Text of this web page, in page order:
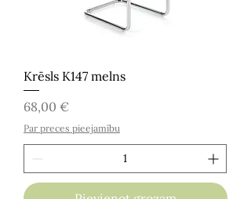
Krēsls K147 melns
Cena
68,00 €
Par preces pieejamību